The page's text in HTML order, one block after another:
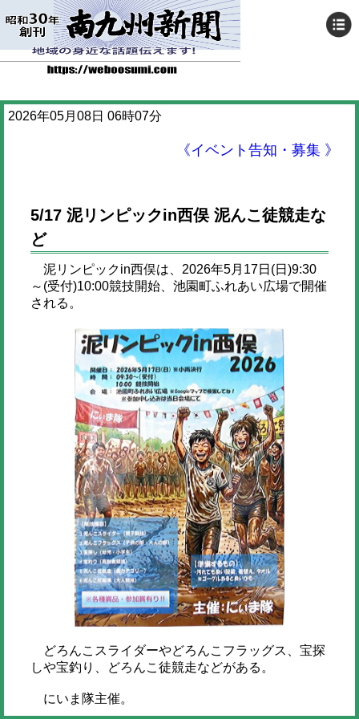
2026年05月08日 06時07分
《イベント告知・募集 》
5/17 泥リンピックin西俣 泥んこ徒競走な
ど
泥リンピックin西俣は、2026年5月17日(日)9:30
～(受付)10:00競技開始、池園町ふれあい広場で開催
される。
どろんこスライダーやどろんこフラッグス、宝探
しや宝釣り、どろんこ徒競走などがある。
にいま隊主催。